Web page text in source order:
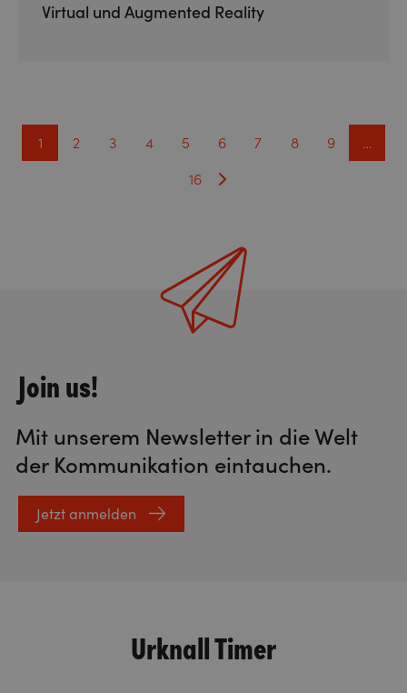
Virtual und Augmented Reality
1 2 3 4 5 6 7 8 9
…
16
Join us!
Mit unserem Newsletter in die Welt
der Kommunikation eintauchen.
Jetzt anmelden
Urknall Timer